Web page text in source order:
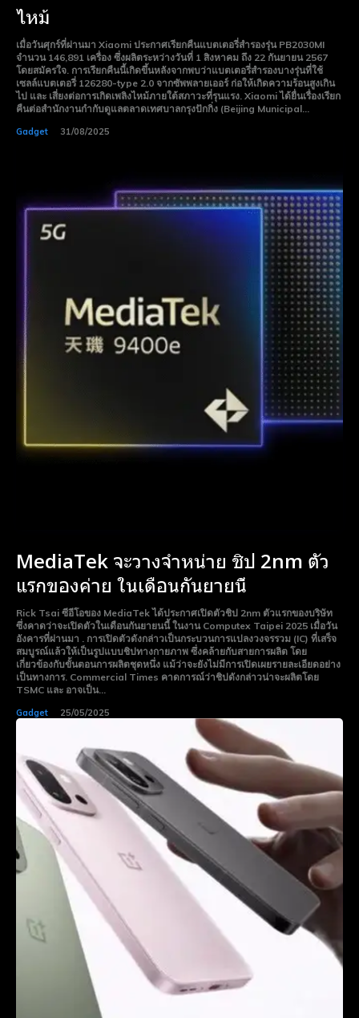
Monthly or Yearly Memberships
Professional Rated Guides
I Want To Sign Up
Monthly or Yearly Memberships
Professional Rated Guides
I Want To Sign Up
ไหม้
เมื่อวันศุกร์ที่ผ่านมา Xiaomi ประกาศเรียกคืนแบตเตอรี่สำรองรุ่น PB2030MI
จำนวน 146,891 เครื่อง ซึ่งผลิตระหว่างวันที่ 1 สิงหาคม ถึง 22 กันยายน 2567
โดยสมัครใจ. การเรียกคืนนี้เกิดขึ้นหลังจากพบว่าแบตเตอรี่สำรองบางรุ่นที่ใช้
เซลล์แบตเตอรี่ 126280-type 2.0 จากซัพพลายเออร์ ก่อให้เกิดความร้อนสูงเกิน
ไป และ เสี่ยงต่อการเกิดเพลิงไหม้ภายใต้สภาวะที่รุนแรง. Xiaomi ได้ยื่นเรื่องเรียก
คืนต่อสำนักงานกำกับดูแลตลาดเทศบาลกรุงปักกิ่ง (Beijing Municipal...
Gadget 31/08/2025
MediaTek จะวางจำหน่าย ชิป 2nm ตัว
แรกของค่าย ในเดือนกันยายนี้
Rick Tsai ซีอีโอของ MediaTek ได้ประกาศเปิดตัวชิป 2nm ตัวแรกของบริษัท
ซึ่งคาดว่าจะเปิดตัวในเดือนกันยายนนี้ ในงาน Computex Taipei 2025 เมื่อวัน
อังคารที่ผ่านมา . การเปิดตัวดังกล่าวเป็นกระบวนการแปลงวงจรรวม (IC) ที่เสร็จ
สมบูรณ์แล้วให้เป็นรูปแบบชิปทางกายภาพ ซึ่งคล้ายกับสายการผลิต โดย
เกี่ยวข้องกับขั้นตอนการผลิตชุดหนึ่ง แม้ว่าจะยังไม่มีการเปิดเผยรายละเอียดอย่าง
เป็นทางการ. Commercial Times คาดการณ์ว่าชิปดังกล่าวน่าจะผลิตโดย
TSMC และ อาจเป็น...
Gadget 25/05/2025